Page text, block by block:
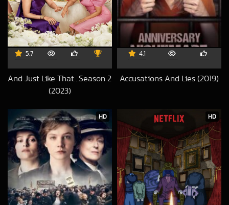
5.7
And Just Like That…Season 2
(2023)
4.1
Accusations And Lies (2019)
HD HD